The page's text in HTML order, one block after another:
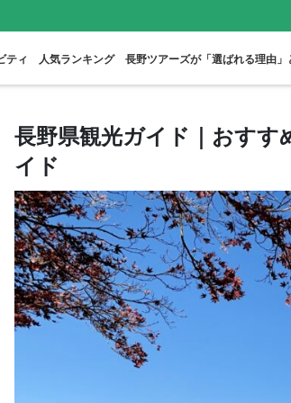
ティ 人気ランキング 長野ツアーズが「選ばれる理由」
から
スノーアクティビ
長野県観光ガイド｜おすす
イド